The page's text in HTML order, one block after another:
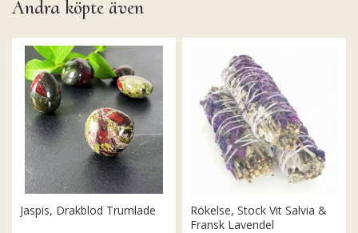
Andra köpte även
Jaspis, Drakblod Trumlade
Rökelse, Stock Vit Salvia &
Fransk Lavendel